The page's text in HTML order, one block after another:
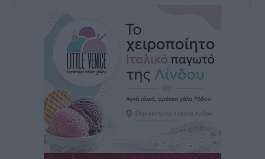
Iατρικός Σύλλογος Ροδου προς Α. Γεωργιάδη:
Στρατηγικές Προτάσεις για την Ενίσχυση της
Δημόσιας Υγείας στη Νησιωτική Ελλάδα και στα
Νοσοκομεία της Γ΄ Ζώνης
Τοπικές Ειδήσεις πριν 13 ώρες
Πάνθηρες: Ξεκίνησαν αισιόδοξοι για την παρθενική
“πτήση” τους
Αθλητικά• πριν 13 ώρες